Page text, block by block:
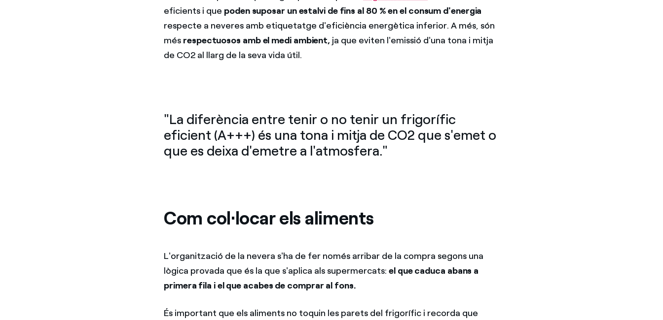
eficients i que poden suposar un estalvi de fins al 80 % en el consum d'energia
respecte a neveres amb etiquetatge d'eficiència energètica inferior. A més, són
més respectuosos amb el medi ambient, ja que eviten l'emissió d'una tona i mitja
de CO2 al llarg de la seva vida útil.
"La diferència entre tenir o no tenir un frigorífic
eficient (A+++) és una tona i mitja de CO2 que s'emet o
que es deixa d'emetre a l'atmosfera."
Com col·locar els aliments
L'organització de la nevera s'ha de fer només arribar de la compra segons una
lògica provada que és la que s'aplica als supermercats:el que caduca abans a
primera fila i el que acabes de comprar al fons.
És important que els aliments no toquin les parets del frigorífic i recorda que